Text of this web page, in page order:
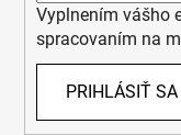
Vyplnením vášho
spracovaním na
PRIHLÁSIŤ SA